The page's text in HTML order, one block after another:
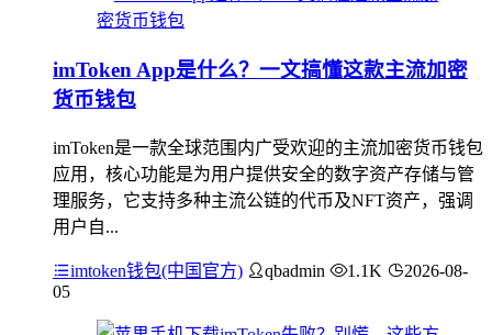
imToken App是什么？一文搞懂这款主流加密
货币钱包
imToken是一款全球范围内广受欢迎的主流加密货币钱包
应用，核心功能是为用户提供安全的数字资产存储与管
理服务，它支持多种主流公链的代币及NFT资产，强调
用户自...
imtoken钱包(中国官方) qbadmin 1.1K
2026-08-
05